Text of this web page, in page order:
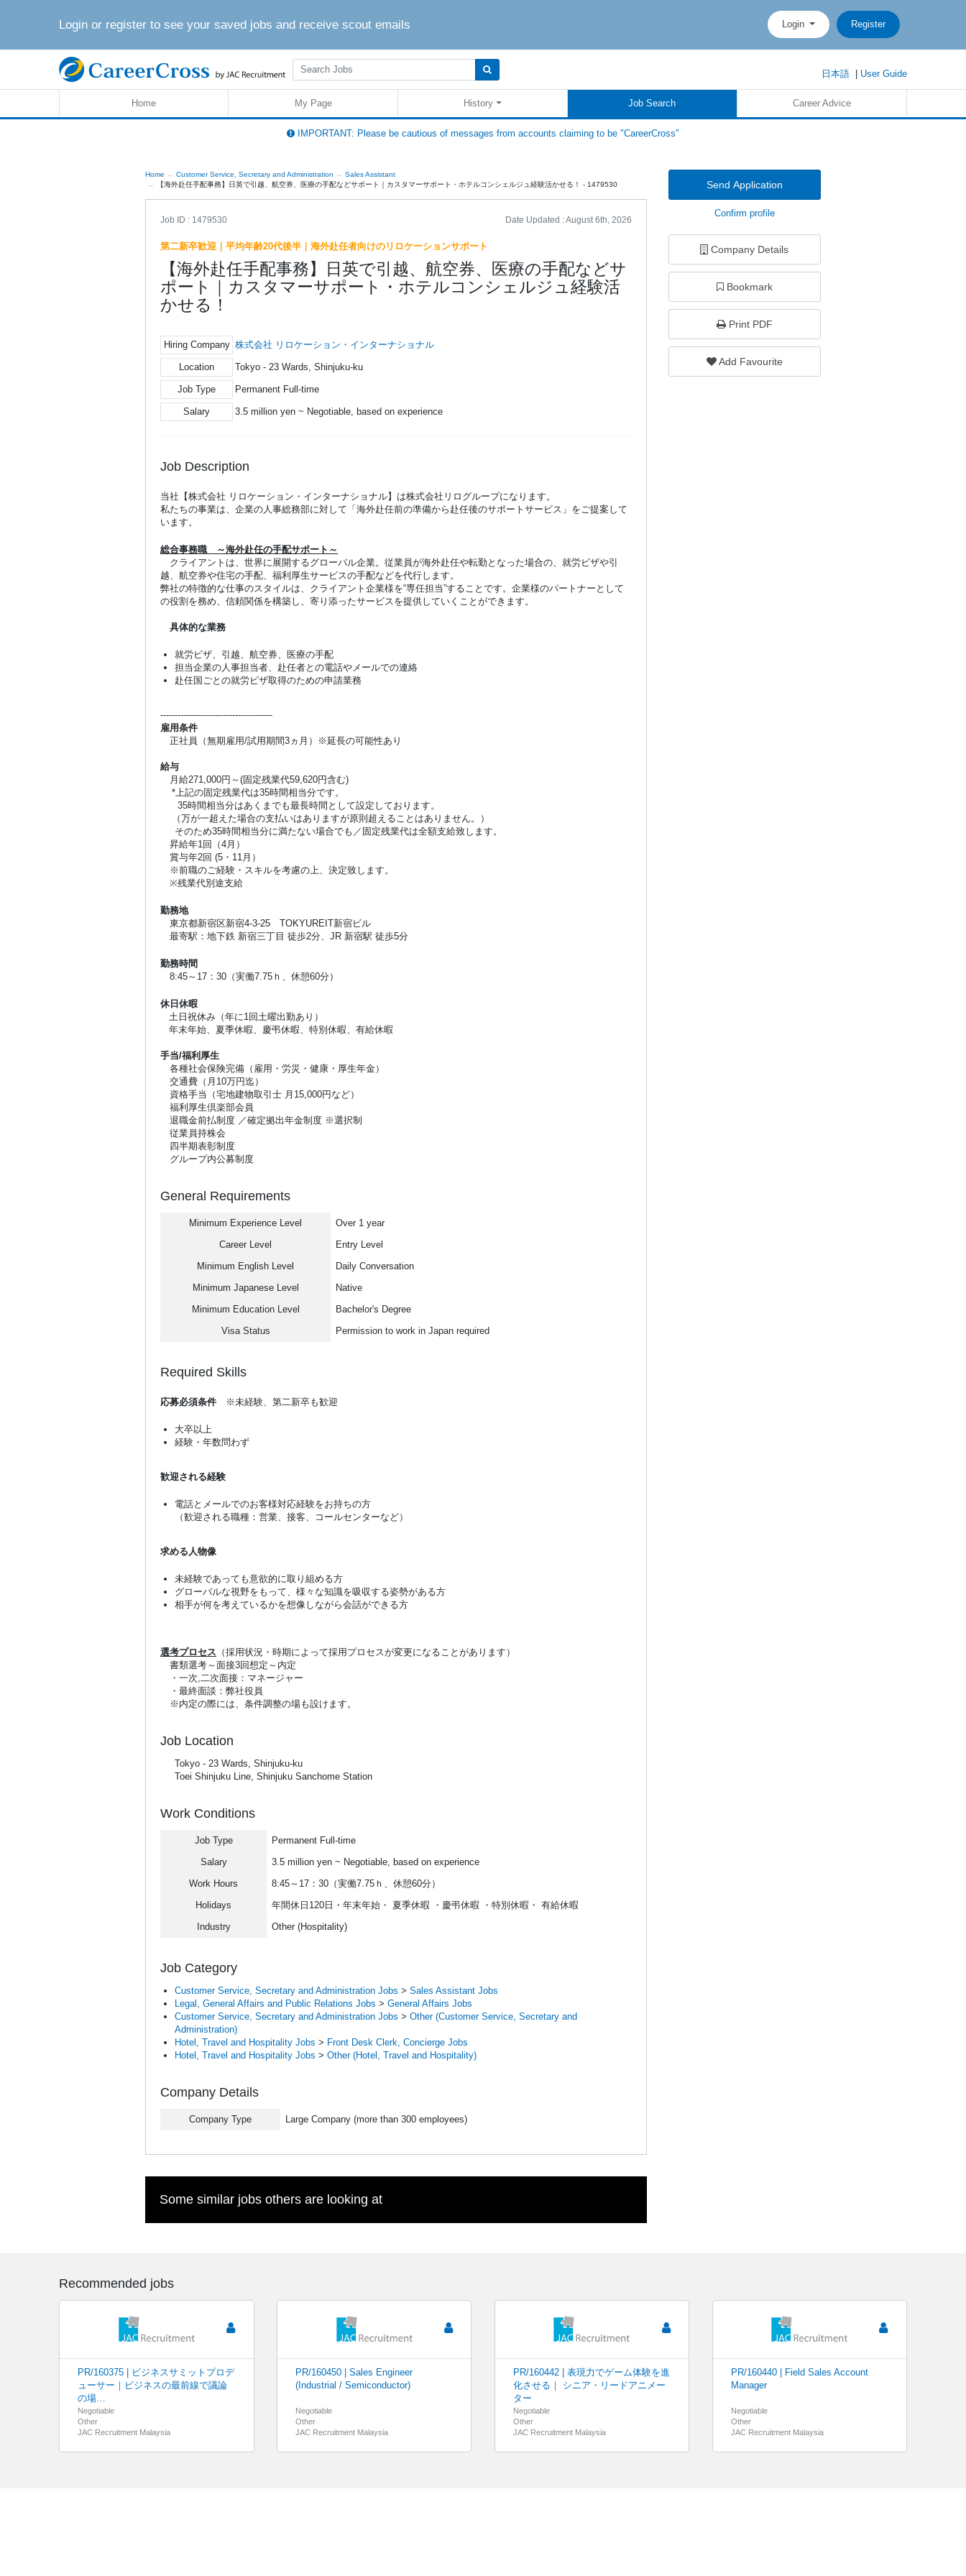
Login or register to see your saved jobs and receive scout emails Login Register
日本語| User Guide
Home My Page History Job Search Career Advice
IMPORTANT: Please be cautious of messages from accounts claiming to be "CareerCross"
Home Customer Service, Secretary and Administration
Sales Assistant
【海外赴任手配事務】日英で引越、航空券、医療の手配などサポート｜カスタマーサポート・ホテルコンシェルジュ経験活かせる！ - 1479530
Job ID : 1479530 Date Updated :August 6th, 2026
第二新卒歓迎｜平均年齢20代後半｜海外赴任者向けのリロケーションサポート
【海外赴任手配事務】日英で引越、航空券、医療の手配などサ
ポート｜カスタマーサポート・ホテルコンシェルジュ経験活
かせる！
Hiring Company 株式会社 リロケーション・インターナショナル
Location Tokyo - 23 Wards, Shinjuku-ku
Job Type Permanent Full-time
Salary 3.5 million yen ~ Negotiable, based on experience
Job Description
当社【株式会社 リロケーション・インターナショナル】は株式会社リログループになります。
私たちの事業は、企業の人事総務部に対して「海外赴任前の準備から赴任後のサポートサービス」をご提案して
います。
総合事務職 ～海外赴任の手配サポート～
クライアントは、世界に展開するグローバル企業。従業員が海外赴任や転勤となった場合の、就労ビザや引
越、航空券や住宅の手配、福利厚生サービスの手配などを代行します。
弊社の特徴的な仕事のスタイルは、クライアント企業様を“専任担当”することです。企業様のパートナーとして
の役割を務め、信頼関係を構築し、寄り添ったサービスを提供していくことができます。
具体的な業務
就労ビザ、引越、航空券、医療の手配
担当企業の人事担当者、赴任者との電話やメールでの連絡
赴任国ごとの就労ビザ取得のための申請業務
---------------------------------------
雇用条件
正社員（無期雇用/試用期間3ヵ月）※延長の可能性あり
給与
月給271,000円～(固定残業代59,620円含む)
*上記の固定残業代は35時間相当分です。
35時間相当分はあくまでも最長時間として設定しております。
（万が一超えた場合の支払いはありますが原則超えることはありません。）
そのため35時間相当分に満たない場合でも／固定残業代は全額支給致します。
昇給年1回（4月）
賞与年2回 (5・11月）
※前職のご経験・スキルを考慮の上、決定致します。
※残業代別途支給
勤務地
東京都新宿区新宿4-3-25 TOKYUREIT新宿ビル
最寄駅：地下鉄 新宿三丁目 徒歩2分、JR 新宿駅 徒歩5分
勤務時間
8:45～17：30（実働7.75ｈ、休憩60分）
休日休暇
土日祝休み（年に1回土曜出勤あり）
年末年始、夏季休暇、慶弔休暇、特別休暇、有給休暇
手当/福利厚生
各種社会保険完備（雇用・労災・健康・厚生年金）
交通費（月10万円迄）
資格手当（宅地建物取引士 月15,000円など）
福利厚生倶楽部会員
退職金前払制度 ／確定拠出年金制度 ※選択制
従業員持株会
四半期表彰制度
グループ内公募制度
General Requirements
Minimum Experience Level
Over 1 year
Career Level
Entry Level
Minimum English Level
Daily Conversation
Minimum Japanese Level
Native
Minimum Education Level
Bachelor's Degree
Visa Status
Permission to work in Japan required
Required Skills
応募必須条件 ※未経験、第二新卒も歓迎
大卒以上
経験・年数問わず
歓迎される経験
電話とメールでのお客様対応経験をお持ちの方
（歓迎される職種：営業、接客、コールセンターなど）
求める人物像
未経験であっても意欲的に取り組める方
グローバルな視野をもって、様々な知識を吸収する姿勢がある方
相手が何を考えているかを想像しながら会話ができる方
選考プロセス （採用状況・時期によって採用プロセスが変更になることがあります）
書類選考～面接3回想定～内定
・一次,二次面接：マネージャー
・最終面談：弊社役員
※内定の際には、条件調整の場も設けます。
Job Location
Tokyo - 23 Wards, Shinjuku-ku
Toei Shinjuku Line, Shinjuku Sanchome Station
Work Conditions
Job Type
Permanent Full-time
Salary
3.5 million yen ~ Negotiable, based on experience
Work Hours
8:45～17：30（実働7.75ｈ、休憩60分）
Holidays
年間休日120日・年末年始・ 夏季休暇 ・慶弔休暇 ・特別休暇・ 有給休暇
Industry
Other (Hospitality)
Job Category
Customer Service, Secretary and Administration Jobs > Sales Assistant Jobs
Legal, General Affairs and Public Relations Jobs > General Affairs Jobs
Customer Service, Secretary and Administration Jobs > Other (Customer Service, Secretary and
Administration)
Hotel, Travel and Hospitality Jobs > Front Desk Clerk, Concierge Jobs
Hotel, Travel and Hospitality Jobs > Other (Hotel, Travel and Hospitality)
Company Details
Company Type Large Company (more than 300 employees)
Some similar jobs others are looking at
Send Application
Confirm profile
Company Details
Bookmark
Print PDF
Add Favourite
Recommended jobs
PR/160375 | ビジネスサミットプロデ
ューサー｜ビジネスの最前線で議論
の場…
Negotiable
Other
JAC Recruitment Malaysia
PR/160450 | Sales Engineer
(Industrial / Semiconductor)
Negotiable
Other
JAC Recruitment Malaysia
PR/160442 | 表現力でゲーム体験を進
化させる｜ シニア・リードアニメー
ター
Negotiable
Other
JAC Recruitment Malaysia
PR/160440 | Field Sales Account
Manager
Negotiable
Other
JAC Recruitment Malaysia